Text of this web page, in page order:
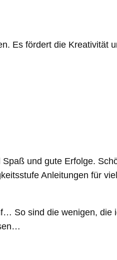
Es fördert die Kreativität
und gute Erfolge.
Anleitungen für
So sind die wenigen, die